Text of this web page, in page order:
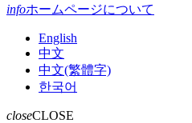
infoホームページについて
English
中文
中文(繁體字)
한국어
closeCLOSE